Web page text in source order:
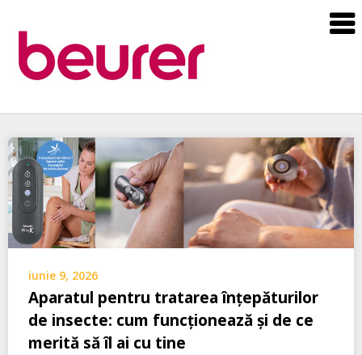
Skip
to
content
iunie 9, 2026
Aparatul pentru tratarea înțepăturilor
de insecte: cum funcționează și de ce
merită să îl ai cu tine